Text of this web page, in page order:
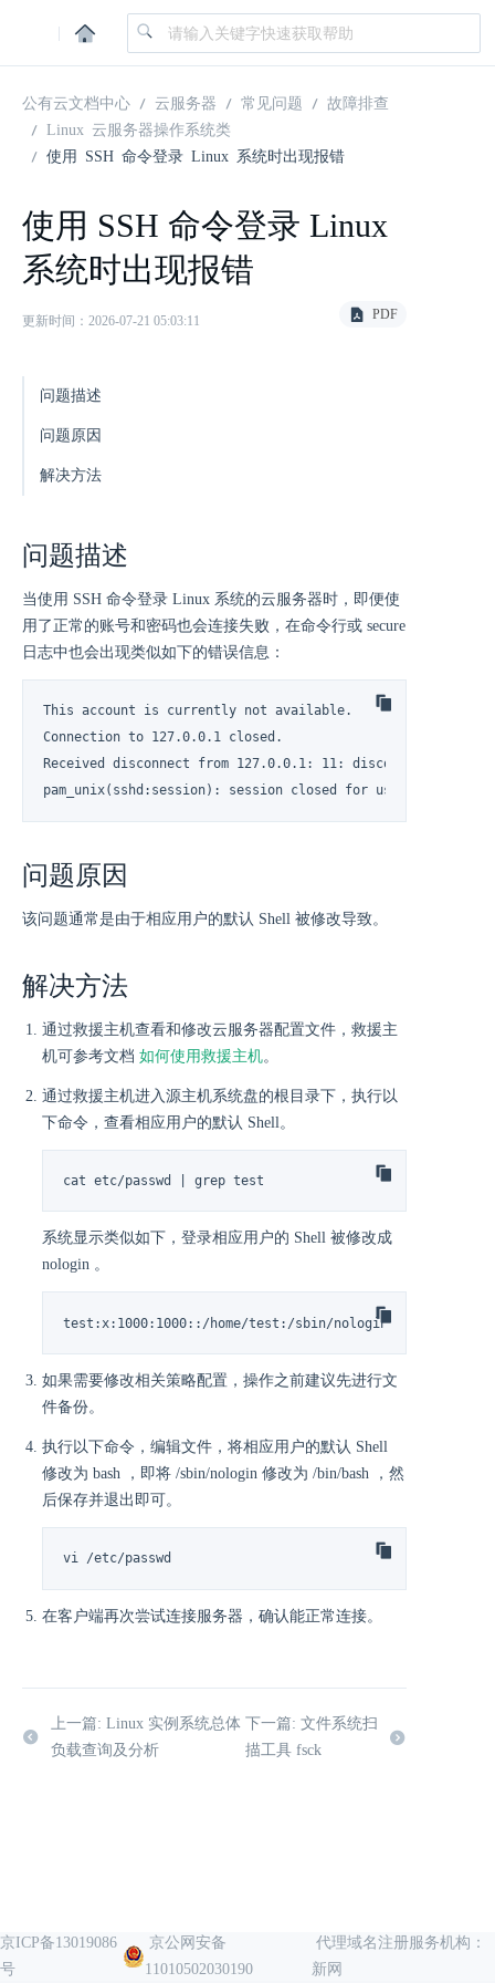
|
公有云文档中心 云服务器 常见问题
故障排查
Linux 云服务器操作系统类
使用 SSH 命令登录 Linux 系统时出现报错
使用 SSH 命令登录 Linux
系统时出现报错
更新时间：2026-07-21 05:03:11 PDF
问题描述
问题原因
解决方法
问题描述
当使用 SSH 命令登录 Linux 系统的云服务器时，即便使
用了正常的账号和密码也会连接失败，在命令行或 secure
日志中也会出现类似如下的错误信息：
This account is currently not available.
Connection to 127.0.0.1 closed.
Received disconnect from 127.0.0.1: 11: disconnected by
pam_unix(sshd:session): session closed for user test.
问题原因
该问题通常是由于相应用户的默认 Shell 被修改导致。
解决方法
通过救援主机查看和修改云服务器配置文件，救援主
机可参考文档 如何使用救援主机。
通过救援主机进入源主机系统盘的根目录下，执行以
下命令，查看相应用户的默认 Shell。
cat etc/passwd | grep test
系统显示类似如下，登录相应用户的 Shell 被修改成
nologin 。
test:x:1000:1000::/home/test:/sbin/nologin
如果需要修改相关策略配置，操作之前建议先进行文
件备份。
执行以下命令，编辑文件，将相应用户的默认 Shell
修改为 bash ，即将 /sbin/nologin 修改为 /bin/bash ，然
后保存并退出即可。
vi /etc/passwd
在客户端再次尝试连接服务器，确认能正常连接。
上一篇: Linux 实例系统总体
负载查询及分析
下一篇: 文件系统扫
描工具 fsck
京ICP备13019086
号
京公网安备
11010502030190
代理域名注册服务机构：
新网